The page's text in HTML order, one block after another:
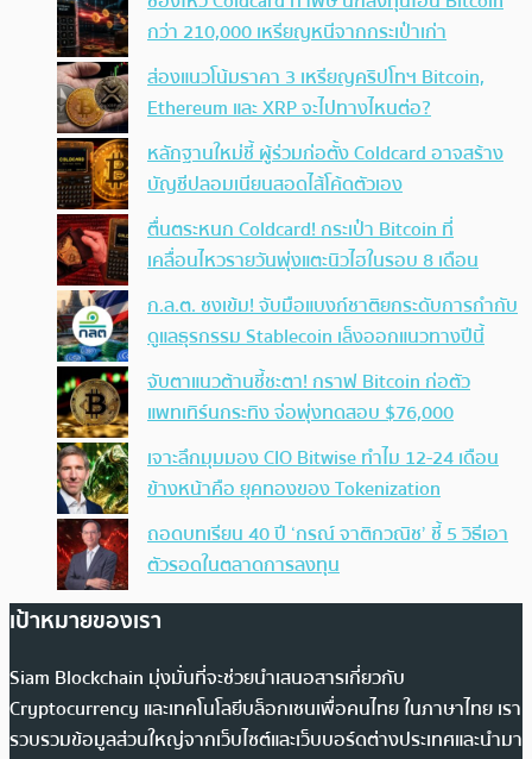
กว่า 210,000 เหรียญหนีจากกระเป๋าเก่า
ส่องแนวโน้มราคา 3 เหรียญคริปโทฯ Bitcoin,
Ethereum และ XRP จะไปทางไหนต่อ?
หลักฐานใหม่ชี้ ผู้ร่วมก่อตั้ง Coldcard อาจสร้าง
บัญชีปลอมเนียนสอดไส้โค้ดตัวเอง
ตื่นตระหนก Coldcard! กระเป๋า Bitcoin ที่
เคลื่อนไหวรายวันพุ่งแตะนิวไฮในรอบ 8 เดือน
ก.ล.ต. ชงเข้ม! จับมือแบงก์ชาติยกระดับการกำกับ
ดูแลธุรกรรม Stablecoin เล็งออกแนวทางปีนี้
จับตาแนวต้านชี้ชะตา! กราฟ Bitcoin ก่อตัว
แพทเทิร์นกระทิง จ่อพุ่งทดสอบ $76,000
เจาะลึกมุมมอง CIO Bitwise ทำไม 12-24 เดือน
ข้างหน้าคือ ยุคทองของ Tokenization
ถอดบทเรียน 40 ปี ‘กรณ์ จาติกวณิช’ ชี้ 5 วิธีเอา
ตัวรอดในตลาดการลงทุน
เป้าหมายของเรา
Siam Blockchain มุ่งมั่นที่จะช่วยนำเสนอสารเกี่ยวกับ
Cryptocurrency และเทคโนโลยีบล็อกเชนเพื่อคนไทย ในภาษาไทย เรา
รวบรวมข้อมูลส่วนใหญ่จากเว็บไซต์และเว็บบอร์ดต่างประเทศและนำมา